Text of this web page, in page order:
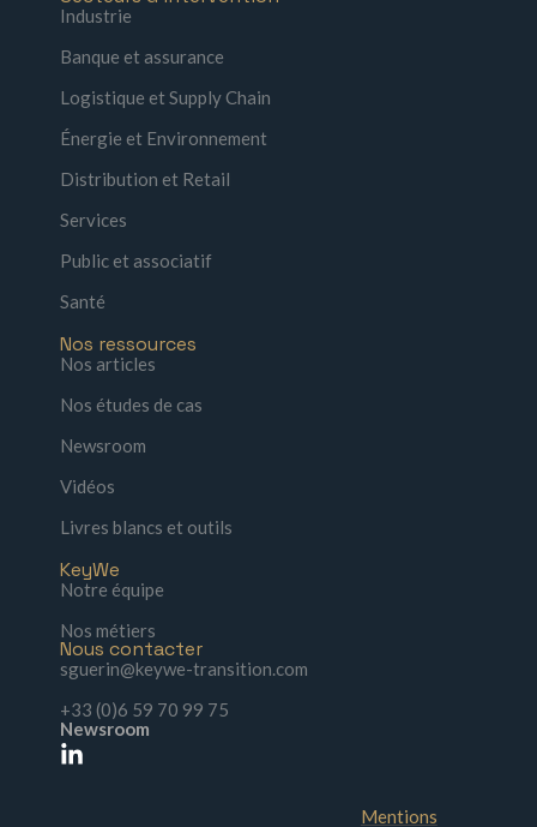
Industrie
Banque et assurance
Logistique et Supply Chain
Énergie et Environnement
Distribution et Retail
Services
Public et associatif
Santé
Nos ressources
Nos articles
Nos études de cas
Newsroom
Vidéos
Livres blancs et outils
KeyWe
Notre équipe
Nos métiers
Nous contacter
sguerin@keywe-transition.com
+33 (0)6 59 70 99 75
Newsroom
Mentions